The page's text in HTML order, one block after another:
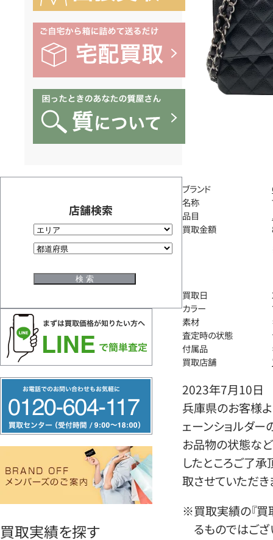
店舗検索
リ
ー
ヤ
買取実績を探す
ブランド
名称
品目
買取金額
買取日
カラー
素材
査定時の状態
付属品
買取店舗
2023年7月10日
兵庫県のお客様よ
ェーンショルダー
お品物の状態など
したところご了
取させていただき
※買取実績の『買
るものではござ